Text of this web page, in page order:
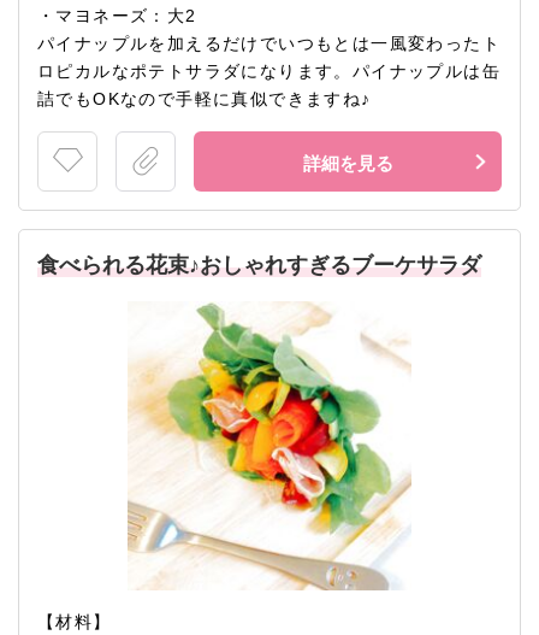
・マヨネーズ：大2
パイナップルを加えるだけでいつもとは一風変わったト
ロピカルなポテトサラダになります。パイナップルは缶
詰でもOKなので手軽に真似できますね♪
詳細を見る
食べられる花束♪おしゃれすぎるブーケサラダ
【材料】